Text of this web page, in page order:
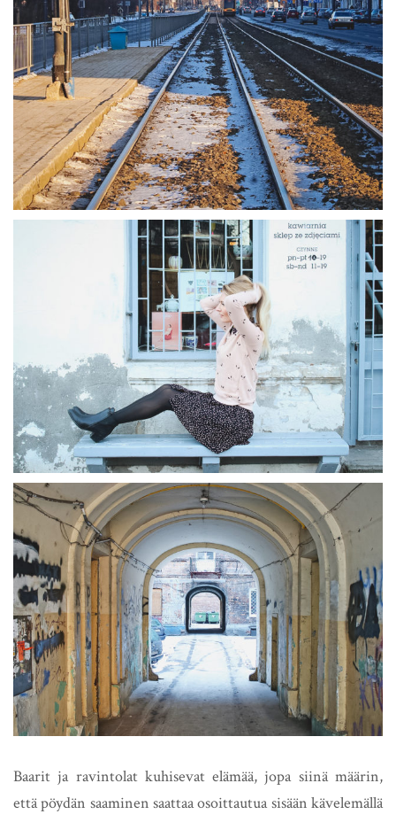
Baarit ja ravintolat kuhisevat elämää, jopa siinä määrin,
että pöydän saaminen saattaa osoittautua sisään kävelemällä